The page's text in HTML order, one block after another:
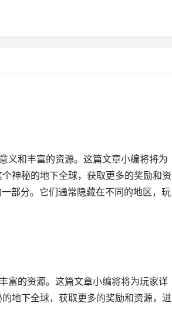
义和丰富的资源。这篇文章小编将将为
神秘的地下全球，获取更多的奖励和资
部分。它们通常隐藏在不同的地区，玩
富的资源。这篇文章小编将将为玩家详
地下全球，获取更多的奖励和资源，进